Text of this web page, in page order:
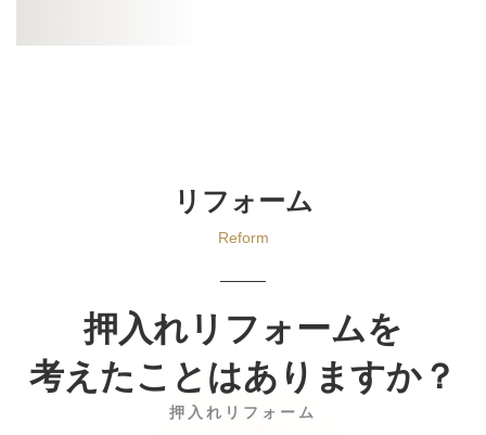
リフォーム
Reform
押入れリフォームを
考えたことはありますか？
押入れリフォーム